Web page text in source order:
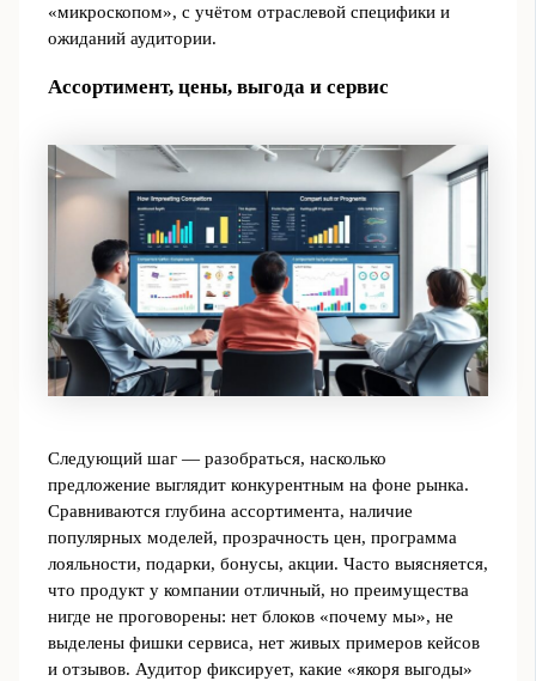
«микроскопом», с учётом отраслевой специфики и
ожиданий аудитории.
Ассортимент, цены, выгода и сервис
Следующий шаг — разобраться, насколько
предложение выглядит конкурентным на фоне рынка.
Сравниваются глубина ассортимента, наличие
популярных моделей, прозрачность цен, программа
лояльности, подарки, бонусы, акции. Часто выясняется,
что продукт у компании отличный, но преимущества
нигде не проговорены: нет блоков «почему мы», не
выделены фишки сервиса, нет живых примеров кейсов
и отзывов. Аудитор фиксирует, какие «якоря выгоды»